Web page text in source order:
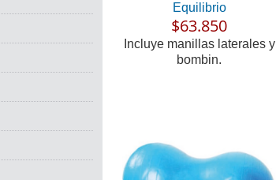
Equilibrio
$63.850
Incluye manillas laterales y
bombin.